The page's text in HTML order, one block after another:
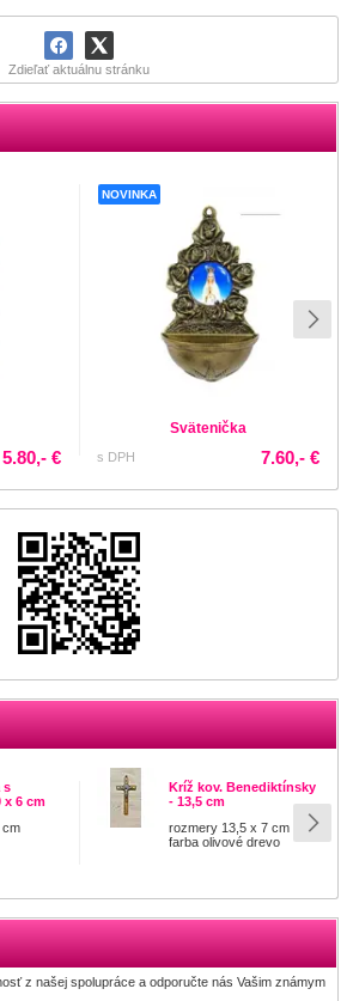
Zdieľať aktuálnu stránku
5.80,- €
NOVINKA
Svätenička
s DPH 7.60,- €
s
x 6 cm
cm
Kríž kov. Benediktínsky
- 13,5 cm
rozmery 13,5 x 7 cm
farba olivové drevo
z našej spolupráce a odporučte nás Vašim známym